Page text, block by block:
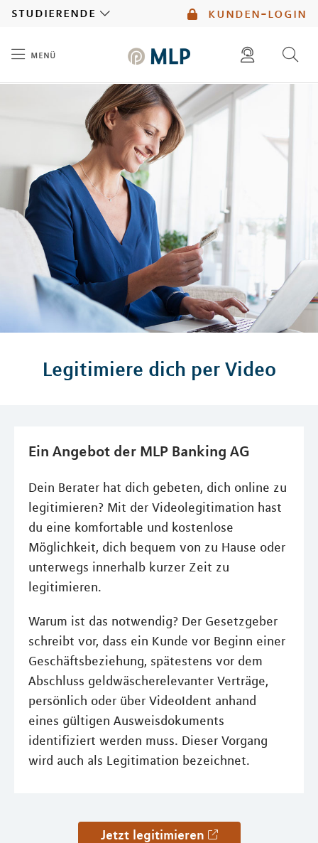
kunden-login
studierende
menü
diese website durchsuchen
mlp berater finden
Legitimiere dich per Video
Ein Angebot der MLP Banking AG
Dein Berater hat dich gebeten, dich online zu
legitimieren? Mit der Videolegitimation hast
du eine komfortable und kostenlose
Möglichkeit, dich bequem von zu Hause oder
unterwegs innerhalb kurzer Zeit zu
legitimieren.
Warum ist das notwendig? Der Gesetzgeber
schreibt vor, dass ein Kunde vor Beginn einer
Geschäftsbeziehung, spätestens vor dem
Abschluss geldwäscherelevanter Verträge,
persönlich oder über VideoIdent anhand
eines gültigen Ausweisdokuments
identifiziert werden muss. Dieser Vorgang
wird auch als Legitimation bezeichnet.
Jetzt legitimieren